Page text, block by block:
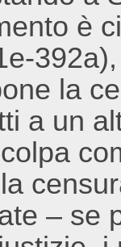
è
la
a un
– se